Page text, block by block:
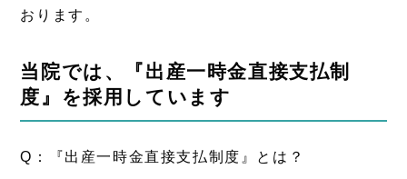
おります。
当院では、『出産一時金直接支払制
度』を採用しています
Q：『出産一時金直接支払制度』とは？